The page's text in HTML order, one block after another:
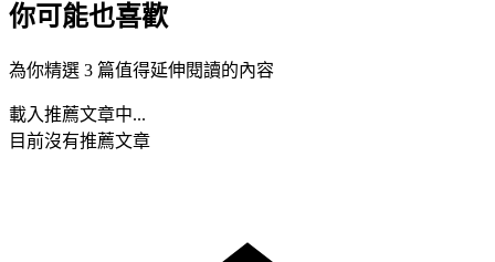
你可能也喜歡
為你精選 3 篇值得延伸閱讀的內容
載入推薦文章中...
目前沒有推薦文章